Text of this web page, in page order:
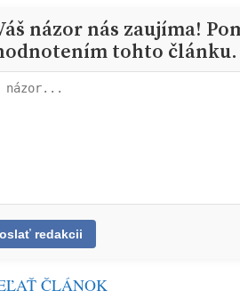
názor nás zaujíma!
tohto článku.
ČLÁNOK